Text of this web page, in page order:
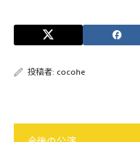
投稿者: cocohe